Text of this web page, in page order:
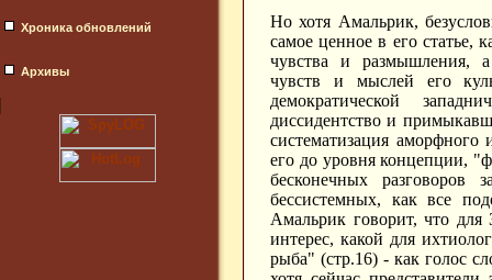
Хроника обновлений
Архивы
Но хотя Амальрик,
самое ценное в его статье,
чувства и размышления,
чувств и мыслей его
демократической
диссидентство и
систематизация аморфного
его до уровня концепции,
бесконечных
бессистемных, как все
Амальрик говорит, что для
интерес, какой для
рыба" (стр.16) - как голос